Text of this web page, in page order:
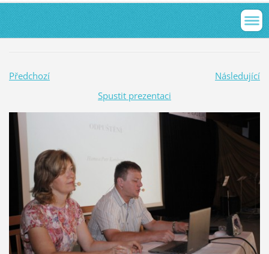
Předchozí
Následující
Spustit prezentaci